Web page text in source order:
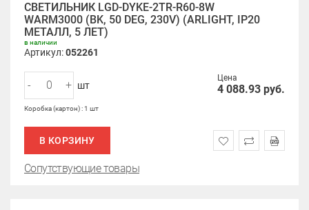
СВЕТИЛЬНИК LGD-DYKE-2TR-R60-8W
WARM3000 (BK, 50 DEG, 230V) (ARLIGHT, IP20
МЕТАЛЛ, 5 ЛЕТ)
в наличии
Артикул:052261
Цена
4 088.93 руб.
- + шт
Коробка (картон) : 1 шт
В КОРЗИНУ
Сопутствующие товары